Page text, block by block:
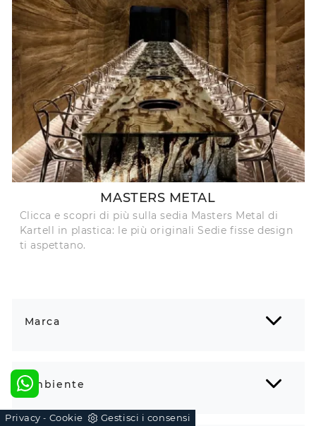
Marca
Ambiente
MASTERS METAL
Clicca e scopri di più sulla sedia Masters Metal di
Kartell in plastica: le più originali Sedie fisse design
ti aspettano.
Privacy - Cookie Gestisci i consensi